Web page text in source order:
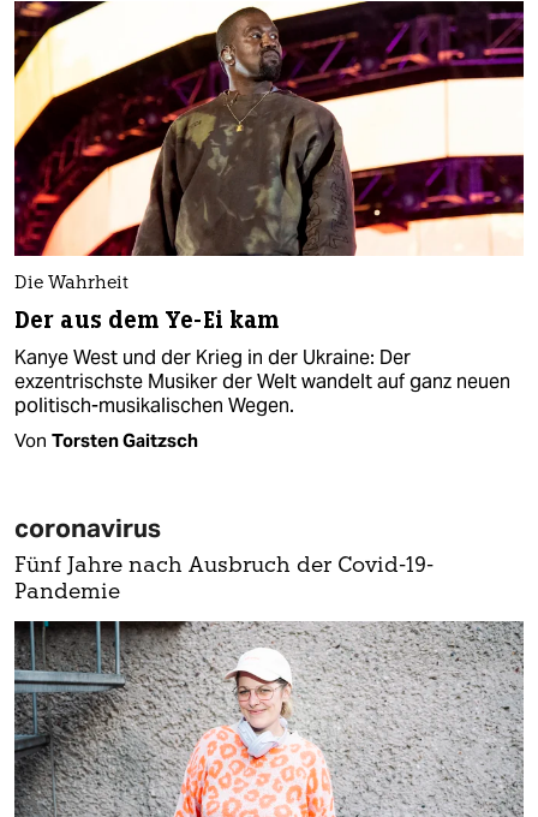
Die Wahrheit
Der aus dem Ye-Ei kam
Kanye West und der Krieg in der Ukraine: Der
exzentrischste Musiker der Welt wandelt auf ganz neuen
politisch-musikalischen Wegen.
Von Torsten Gaitzsch
coronavirus
Fünf Jahre nach Ausbruch der Covid-19-
Pandemie